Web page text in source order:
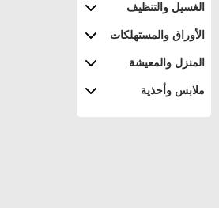
الغسيل والتنظيف
الأوراق والمستهلكات
المنزل والمعيشة
ملابس وأحذية